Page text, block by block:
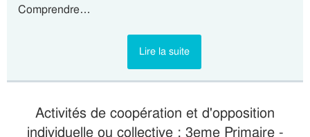
Comprendre…
Lire la suite
Activités de coopération et d'opposition
individuelle ou collective : 3eme Primaire -